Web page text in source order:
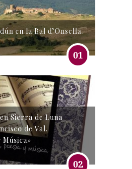
en la Bal d’Onsella.
01
Sierra de Luna
de Val.
Música»
02